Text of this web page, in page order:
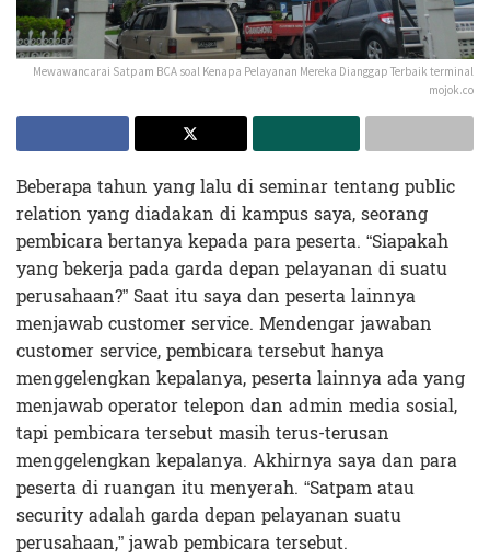
Mewawancarai Satpam BCA soal Kenapa Pelayanan Mereka Dianggap Terbaik terminal
mojok.co
Beberapa tahun yang lalu di seminar tentang public
relation yang diadakan di kampus saya, seorang
pembicara bertanya kepada para peserta. “Siapakah
yang bekerja pada garda depan pelayanan di suatu
perusahaan?” Saat itu saya dan peserta lainnya
menjawab customer service. Mendengar jawaban
customer service, pembicara tersebut hanya
menggelengkan kepalanya, peserta lainnya ada yang
menjawab operator telepon dan admin media sosial,
tapi pembicara tersebut masih terus-terusan
menggelengkan kepalanya. Akhirnya saya dan para
peserta di ruangan itu menyerah. “Satpam atau
security adalah garda depan pelayanan suatu
perusahaan,” jawab pembicara tersebut.